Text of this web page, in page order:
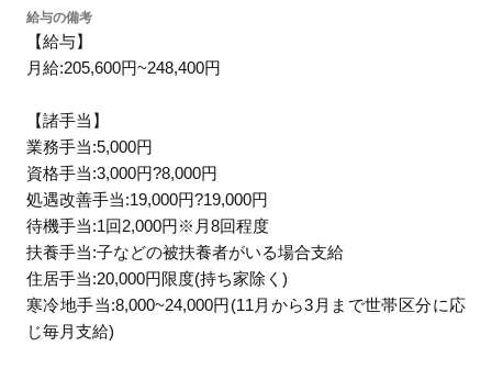
給与の備考
【給与】
月給:205,600円~248,400円
【諸手当】
業務手当:5,000円
資格手当:3,000円?8,000円
処遇改善手当:19,000円?19,000円
待機手当:1回2,000円※月8回程度
扶養手当:子などの被扶養者がいる場合支給
住居手当:20,000円限度(持ち家除く)
寒冷地手当:8,000~24,000円(11月から3月まで世帯区分に応
じ毎月支給)